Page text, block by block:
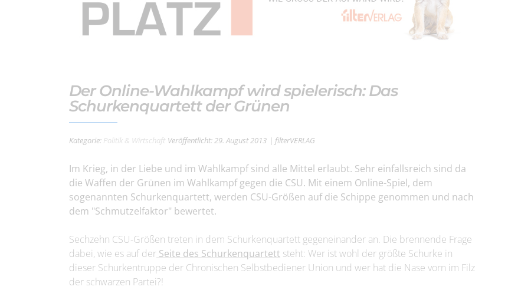
Der Online-Wahlkampf wird spielerisch: Das
Schurkenquartett der Grünen
Kategorie: Politik & Wirtschaft Veröffentlicht: 29. August 2013 | filterVERLAG
Im Krieg, in der Liebe und im Wahlkampf sind alle Mittel erlaubt. Sehr einfallsreich sind da
die Waffen der Grünen im Wahlkampf gegen die CSU. Mit einem Online-Spiel, dem
sogenannten Schurkenquartett, werden CSU-Größen auf die Schippe genommen und nach
dem "Schmutzelfaktor" bewertet.
Sechzehn CSU-Größen treten in dem Schurkenquartett gegeneinander an. Die brennende Frage
dabei, wie es auf der Seite des Schurkenquartett steht: Wer ist wohl der größte Schurke in
dieser Schurkentruppe der Chronischen Selbstbediener Union und wer hat die Nase vorn im Filz
der schwarzen Partei?!